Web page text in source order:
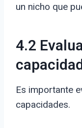
un nicho que
4.2
Es importante
capacidades.